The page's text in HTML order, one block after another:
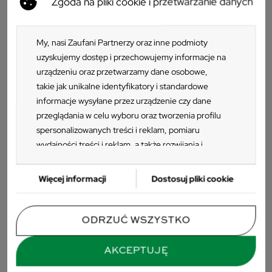
My, nasi Zaufani Partnerzy oraz inne podmioty
uzyskujemy dostęp i przechowujemy informacje na
urządzeniu oraz przetwarzamy dane osobowe,
takie jak unikalne identyfikatory i standardowe
informacje wysyłane przez urządzenie czy dane
przeglądania w celu wyboru oraz tworzenia profilu
spersonalizowanych treści i reklam, pomiaru
wydajności treści i reklam, a także rozwijania i
Zaufani Partnerzy możemy korzystać z
precyzyjnych danych geolokalizacyjnych oraz
Ponieważ cenimy Twoją prywatność, prosimy o
kliknięcie „Akceptuję”. Zgoda jest dobrowolna i
Więcej informacji Dostosuj pliki cookie
ODRZUĆ WSZYSTKO
AKCEPTUJĘ
mocnego tworzywa, które jest odporne na zmienne warunki
atmosferyczne oraz łatwe w utrzymaniu w czystości. Za
sprawą szerokiego siedziska, podłokietników i wysokiego
oparcia jest niezwykle wygodne oraz stanowi podporę
kręgosłupa w trakcie siedzenia.
Krzesło spełnia normy:
EN 581-1
EN 581-2
Produkty w zestawach